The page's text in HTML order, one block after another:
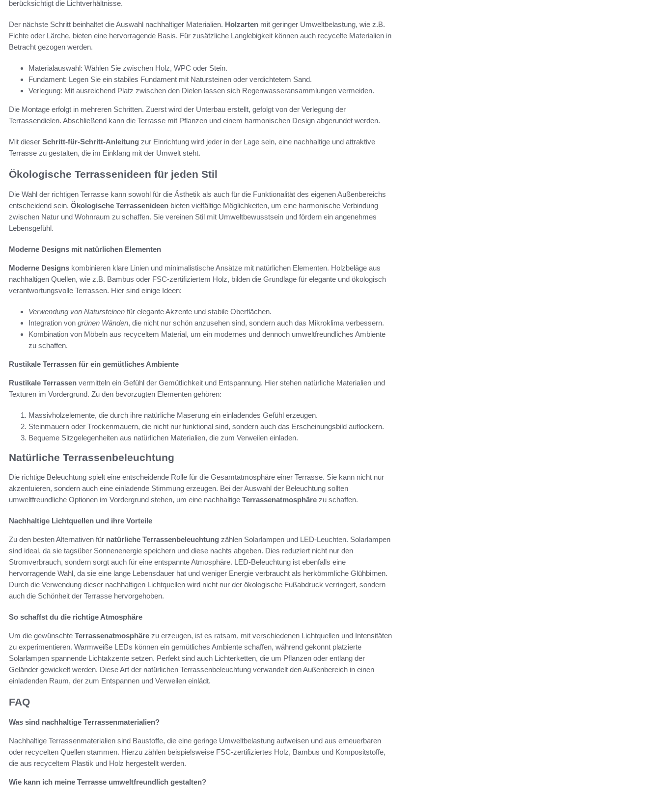
berücksichtigt die Lichtverhältnisse.
Der nächste Schritt beinhaltet die Auswahl nachhaltiger Materialien. Holzarten mit geringer Umweltbelastung, wie z.B.
Fichte oder Lärche, bieten eine hervorragende Basis. Für zusätzliche Langlebigkeit können auch recycelte Materialien in
Betracht gezogen werden.
Materialauswahl: Wählen Sie zwischen Holz, WPC oder Stein.
Fundament: Legen Sie ein stabiles Fundament mit Natursteinen oder verdichtetem Sand.
Verlegung: Mit ausreichend Platz zwischen den Dielen lassen sich Regenwasseransammlungen vermeiden.
Die Montage erfolgt in mehreren Schritten. Zuerst wird der Unterbau erstellt, gefolgt von der Verlegung der
Terrassendielen. Abschließend kann die Terrasse mit Pflanzen und einem harmonischen Design abgerundet werden.
Mit dieser Schritt-für-Schritt-Anleitung zur Einrichtung wird jeder in der Lage sein, eine nachhaltige und attraktive
Terrasse zu gestalten, die im Einklang mit der Umwelt steht.
Ökologische Terrassenideen für jeden Stil
Die Wahl der richtigen Terrasse kann sowohl für die Ästhetik als auch für die Funktionalität des eigenen Außenbereichs
entscheidend sein. Ökologische Terrassenideen bieten vielfältige Möglichkeiten, um eine harmonische Verbindung
zwischen Natur und Wohnraum zu schaffen. Sie vereinen Stil mit Umweltbewusstsein und fördern ein angenehmes
Lebensgefühl.
Moderne Designs mit natürlichen Elementen
Moderne Designs kombinieren klare Linien und minimalistische Ansätze mit natürlichen Elementen. Holzbeläge aus
nachhaltigen Quellen, wie z.B. Bambus oder FSC-zertifiziertem Holz, bilden die Grundlage für elegante und ökologisch
verantwortungsvolle Terrassen. Hier sind einige Ideen:
Verwendung von Natursteinen für elegante Akzente und stabile Oberflächen.
Integration von grünen Wänden, die nicht nur schön anzusehen sind, sondern auch das Mikroklima verbessern.
Kombination von Möbeln aus recyceltem Material, um ein modernes und dennoch umweltfreundliches Ambiente
zu schaffen.
Rustikale Terrassen für ein gemütliches Ambiente
Rustikale Terrassen vermitteln ein Gefühl der Gemütlichkeit und Entspannung. Hier stehen natürliche Materialien und
Texturen im Vordergrund. Zu den bevorzugten Elementen gehören:
Massivholzelemente, die durch ihre natürliche Maserung ein einladendes Gefühl erzeugen.
Steinmauern oder Trockenmauern, die nicht nur funktional sind, sondern auch das Erscheinungsbild auflockern.
Bequeme Sitzgelegenheiten aus natürlichen Materialien, die zum Verweilen einladen.
Natürliche Terrassenbeleuchtung
Die richtige Beleuchtung spielt eine entscheidende Rolle für die Gesamtatmosphäre einer Terrasse. Sie kann nicht nur
akzentuieren, sondern auch eine einladende Stimmung erzeugen. Bei der Auswahl der Beleuchtung sollten
umweltfreundliche Optionen im Vordergrund stehen, um eine nachhaltige Terrassenatmosphäre zu schaffen.
Nachhaltige Lichtquellen und ihre Vorteile
Zu den besten Alternativen für natürliche Terrassenbeleuchtung zählen Solarlampen und LED-Leuchten. Solarlampen
sind ideal, da sie tagsüber Sonnenenergie speichern und diese nachts abgeben. Dies reduziert nicht nur den
Stromverbrauch, sondern sorgt auch für eine entspannte Atmosphäre. LED-Beleuchtung ist ebenfalls eine
hervorragende Wahl, da sie eine lange Lebensdauer hat und weniger Energie verbraucht als herkömmliche Glühbirnen.
Durch die Verwendung dieser nachhaltigen Lichtquellen wird nicht nur der ökologische Fußabdruck verringert, sondern
auch die Schönheit der Terrasse hervorgehoben.
So schaffst du die richtige Atmosphäre
Um die gewünschte Terrassenatmosphäre zu erzeugen, ist es ratsam, mit verschiedenen Lichtquellen und Intensitäten
zu experimentieren. Warmweiße LEDs können ein gemütliches Ambiente schaffen, während gekonnt platzierte
Solarlampen spannende Lichtakzente setzen. Perfekt sind auch Lichterketten, die um Pflanzen oder entlang der
Geländer gewickelt werden. Diese Art der natürlichen Terrassenbeleuchtung verwandelt den Außenbereich in einen
einladenden Raum, der zum Entspannen und Verweilen einlädt.
FAQ
Was sind nachhaltige Terrassenmaterialien?
Nachhaltige Terrassenmaterialien sind Baustoffe, die eine geringe Umweltbelastung aufweisen und aus erneuerbaren
oder recycelten Quellen stammen. Hierzu zählen beispielsweise FSC-zertifiziertes Holz, Bambus und Kompositstoffe,
die aus recyceltem Plastik und Holz hergestellt werden.
Wie kann ich meine Terrasse umweltfreundlich gestalten?